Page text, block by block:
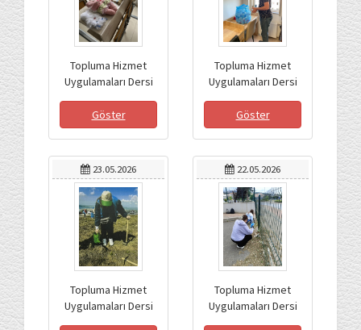
Topluma Hizmet
Uygulamaları Dersi
Kapsamında Artık
Materyallerden
Öğretim Materyali
Göster
Topluma Hizmet
Uygulamaları Dersi
Kapsamında Geri
Dönüşüm Etkinliği
Göster
23.05.2026
Topluma Hizmet
Uygulamaları Dersi
Kapsamında Fidan
22.05.2026
Topluma Hizmet
Uygulamaları Dersi
Kapsamında Çevre